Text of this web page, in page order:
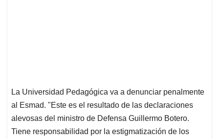
La Universidad Pedagógica va a denunciar penalmente
al Esmad. "Este es el resultado de las declaraciones
alevosas del ministro de Defensa Guillermo Botero.
Tiene responsabilidad por la estigmatización de los